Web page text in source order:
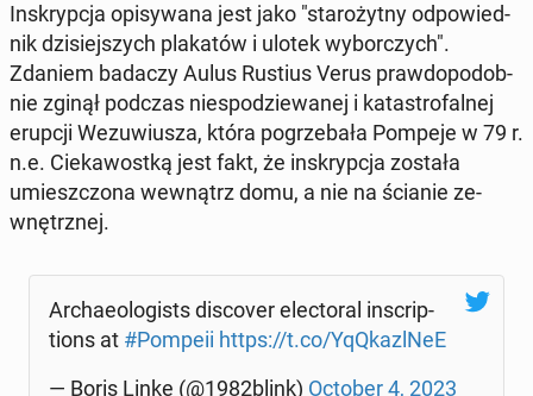
In­skryp­cja opi­sy­wa­na jest jako "sta­ro­żyt­ny od­po­wied­
nik dzi­siej­szych pla­ka­tów i ulotek wy­bor­czych".
Zdaniem badaczy Aulus Rustius Verus praw­do­po­dob­
nie zginął podczas nie­spo­dzie­wa­nej i ka­ta­stro­fal­nej
erupcji We­zu­wiu­sza, która po­grze­ba­ła Pompeje w 79 r.
n.e. Cie­ka­wost­ką jest fakt, że in­skryp­cja została
umiesz­czo­na we­wnątrz domu, a nie na ścianie ze­
wnętrz­nej.
Ar­cha­eolo­gi­sts di­sco­ver elec­to­ral in­scrip­
tions at #Pompeii https://t.co/YqQka­zl­NeE
— Boris Linke (@1982blink) October 4, 2023